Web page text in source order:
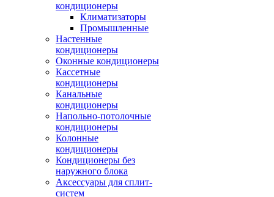
кондиционеры
Климатизаторы
Промышленные
Настенные
кондиционеры
Оконные кондиционеры
Кассетные
кондиционеры
Канальные
кондиционеры
Напольно-потолочные
кондиционеры
Колонные
кондиционеры
Кондиционеры без
наружного блока
Аксессуары для сплит-
систем